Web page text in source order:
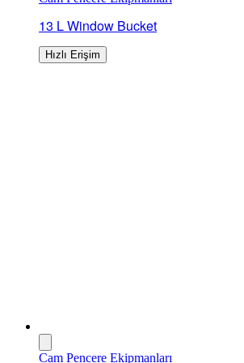
13 L Window Bucket
Hızlı Erişim
Cam Pencere Ekipmanları